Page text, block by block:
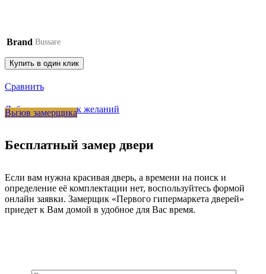
Brand Bussare
Купить в один клик
Сравнить
Добавить в список желаний
Вызов замерщика
Бесплатный замер двери
Если вам нужна красивая дверь, а времени на поиск и
определение её комплектации нет, воспользуйтесь формой
онлайн заявки. Замерщик «Первого гипермаркета дверей»
приедет к Вам домой в удобное для Вас время.